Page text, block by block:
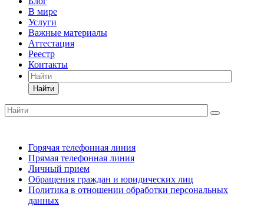
В мире
Услуги
Важные материалы
Аттестация
Реестр
Контакты
Найти
Горячая телефонная линия
Прямая телефонная линия
Личный прием
Обращения граждан и юридических лиц
Политика в отношении обработки персональных
данных